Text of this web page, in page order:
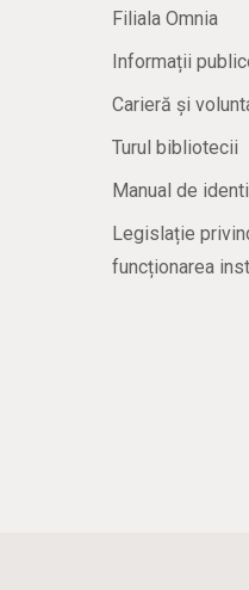
Filiala Omnia
Informații
Carieră și
Turul bibliotecii
Manual de
Legislație
funcționarea